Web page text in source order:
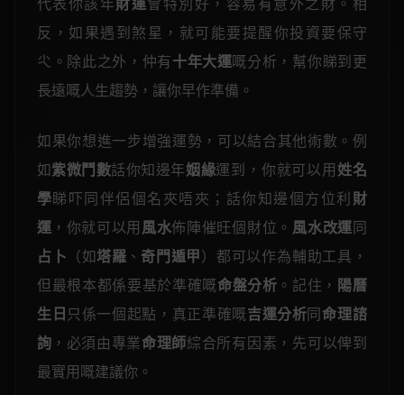
反，如果遇到煞星，就可能要提醒你投資要保守
尐。除此之外，仲有十年大運嘅分析，幫你睇到更
長遠嘅人生趨勢，讓你早作準備。
如果你想進一步增強運勢，可以結合其他術數。例
如紫微鬥數話你知邊年姻緣運到，你就可以用姓名
學睇吓同伴侶個名夾唔夾；話你知邊個方位利 財
運 ，你就可以用風水佈陣催旺個財位。 風水改運同
占卜 （如塔羅 、 奇門遁甲）都可以作為輔助工具，
但最根本都係要基於準確嘅命盤分析 。記住， 陽曆
生日 只係一個起點，真正準確嘅吉運分析同命理諮
詢 ，必須由專業命理師綜合所有因素，先可以俾到
最實用嘅建議你。